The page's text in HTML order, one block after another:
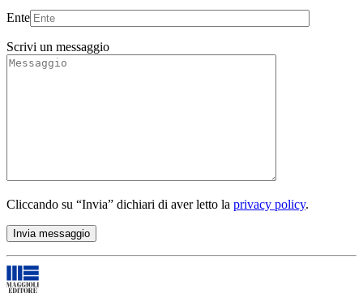
Ente
Scrivi un messaggio
Cliccando su “Invia” dichiari di aver letto la privacy policy.